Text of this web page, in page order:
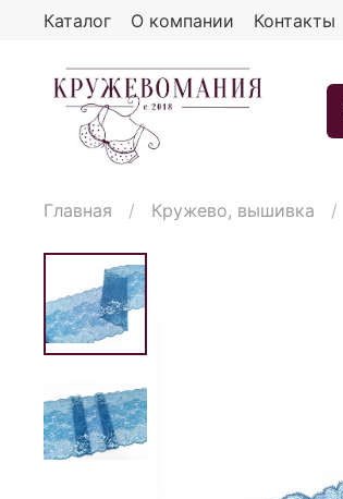
Каталог О компании Контакты
Главная Кружево, вышивка